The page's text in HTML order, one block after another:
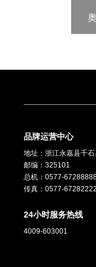
品牌运营中心
地址：浙江永嘉县千石
邮编：325101
总机： 0577-
传真： 0577-67282222
24小时服务热线
4009-603001